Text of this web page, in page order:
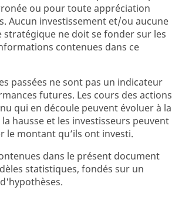
ou pour toute appréciation
Aucun investissement et/ou aucune
stratégique ne doit se fonder sur les
contenues dans ce
passées ne sont pas un indicateur
futures. Les cours des actions
qui en découle peuvent évoluer à la
hausse et les investisseurs peuvent
le montant qu’ils ont investi.
dans le présent document
statistiques, fondés sur un